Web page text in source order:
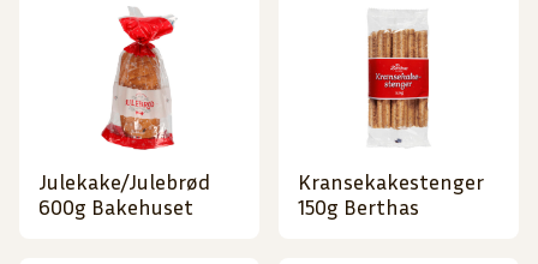
Julekake/Julebrød
600g Bakehuset
Kransekakestenger
150g Berthas